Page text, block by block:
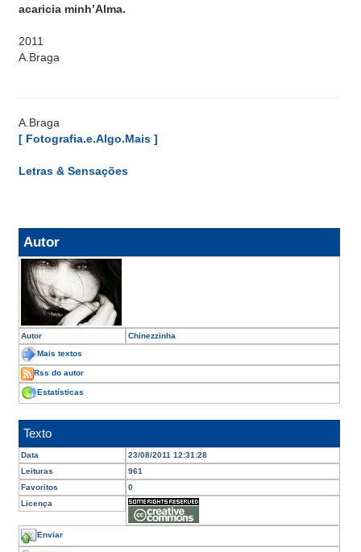
acaricia minh’Alma.
2011
A.Braga
A.Braga
[ Fotografia.e.Algo.Mais ]
Letras & Sensações
Autor
Autor Chinezzinha
Mais textos
Rss do autor
Estatísticas
Texto
Data
23/08/2011 12:31:28
Leituras
961
Favoritos
0
Licença
Enviar